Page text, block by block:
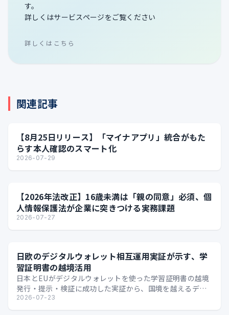
す。
詳しくはサービスページをご覧ください
詳しくはこちら
関連記事
【8月25日リリース】「マイナアプリ」統合がもた
らす本人確認のスマート化
2026-07-29
【2026年法改正】16歳未満は「親の同意」必須、個
人情報保護法が企業に突きつける実務課題
2026-07-27
日欧のデジタルウォレット相互運用実証が示す、学
習証明書の越境活用
日本とEUがデジタルウォレットを使った学習証明書の越境
発行・提示・検証に成功した実証から、国境を越えるデジ
タル証明の可能性を整理します。
2026-07-23